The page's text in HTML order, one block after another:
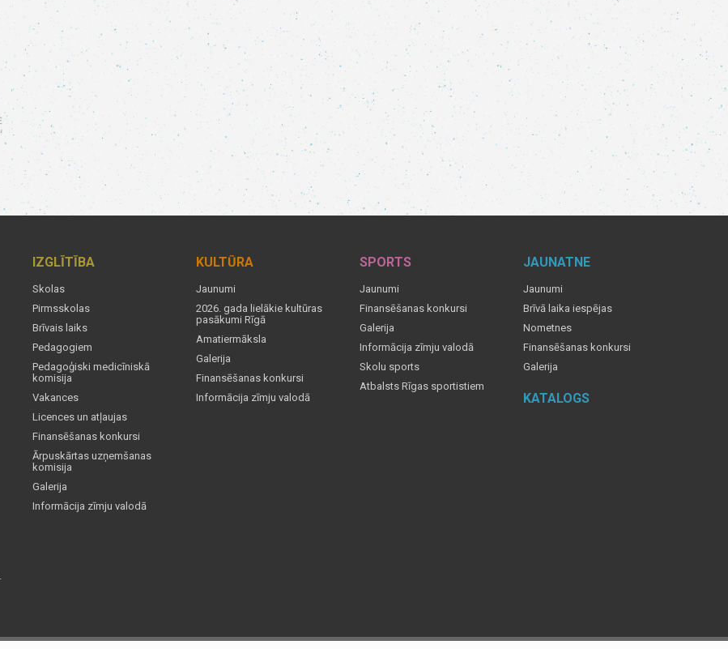
IZGLĪTĪBA
Skolas
Pirmsskolas
Brīvais laiks
Pedagogiem
Pedagoģiski medicīniskā
komisija
Vakances
Licences un atļaujas
Finansēšanas konkursi
Ārpuskārtas uzņemšanas
komisija
Galerija
Informācija zīmju valodā
KULTŪRA
Jaunumi
2026. gada lielākie kultūras
pasākumi Rīgā
Amatiermāksla
Galerija
Finansēšanas konkursi
Informācija zīmju valodā
SPORTS
Jaunumi
Finansēšanas konkursi
Galerija
Informācija zīmju valodā
Skolu sports
Atbalsts Rīgas sportistiem
JAUNATNE
Jaunumi
Brīvā laika iespējas
Nometnes
Finansēšanas konkursi
Galerija
KATALOGS